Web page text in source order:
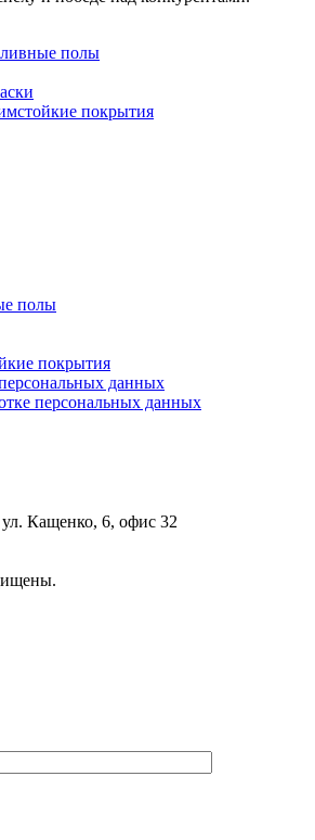
полы
покрытия
полы
покрытия
данных
персональных данных
Кащенко, 6, офис 32